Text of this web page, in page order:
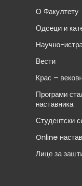
О Факултету
Одсеци и
Научно-
Вести
Крас –
Програми
наставника
Студентски
Online
Лице за